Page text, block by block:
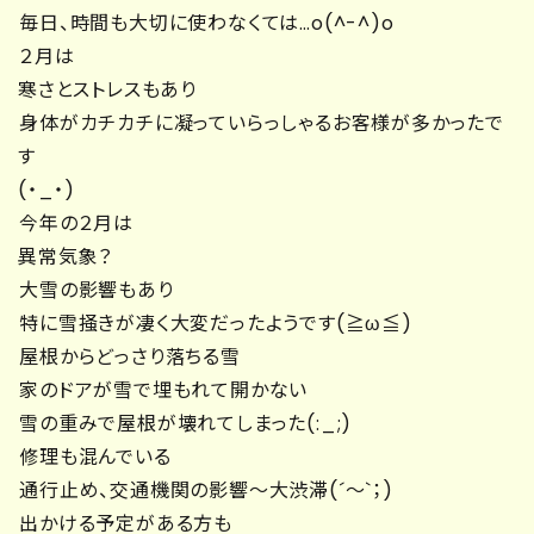
毎日、時間も大切に使わなくては…o(^-^)o
２月は
寒さとストレスもあり
身体がカチカチに凝っていらっしゃるお客様が多かったで
す
(・_・)
今年の２月は
異常気象？
大雪の影響もあり
特に雪掻きが凄く大変だったようです(≧ω≦)
屋根からどっさり落ちる雪
家のドアが雪で埋もれて開かない
雪の重みで屋根が壊れてしまった(:_;)
修理も混んでいる
通行止め、交通機関の影響～大渋滞(´～`；)
出かける予定がある方も